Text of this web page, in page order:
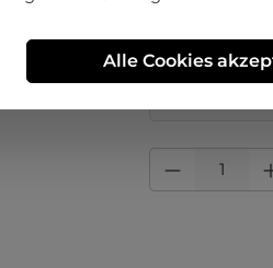
37 37½
Erstmalig
Produkt
Alle Cookies